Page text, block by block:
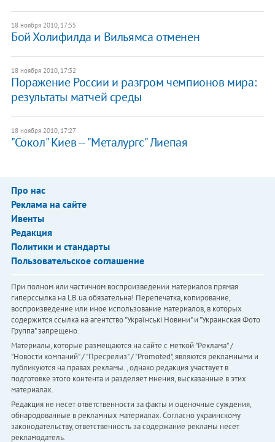
18 ноября 2010, 17:55
Бой Холифилда и Вильямса отменен
18 ноября 2010, 17:32
​Поражение России и разгром чемпионов мира:
результаты матчей среды
18 ноября 2010, 17:27
"Сокол" Киев -- "Металургс" Лиепая
Про нас
Реклама на сайте
Ивенты
Редакция
Политики и стандарты
Пользовательское соглашение
При полном или частичном воспроизведении материалов прямая
гиперссылка на LB.ua обязательна! Перепечатка, копирование,
воспроизведение или иное использование материалов, в которых
содержится ссылка на агентство "Українськi Новини" и "Украинская Фото
Группа" запрещено.
Материалы, которые размещаются на сайте с меткой "Реклама" /
"Новости компаний" / "Пресрелиз" / "Promoted", являются рекламными и
публикуются на правах рекламы. , однако редакция участвует в
подготовке этого контента и разделяет мнения, высказанные в этих
материалах.
Редакция не несет ответственности за факты и оценочные суждения,
обнародованные в рекламных материалах. Согласно украинскому
законодательству, ответственность за содержание рекламы несет
рекламодатель.